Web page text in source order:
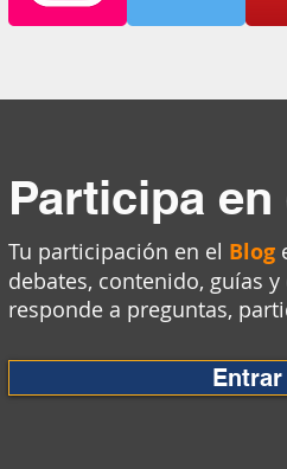
Participa en
Tu participación en el Blog
debates, contenido, guías
responde a preguntas,